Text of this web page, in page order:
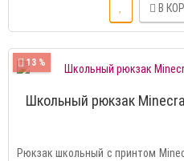
В
13 %
Школьный рюкзак
Рюкзак школьный с принтом